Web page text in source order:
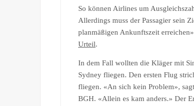
So können Airlines um
Allerdings muss der Passagier sein
planmäßigen Ankunftszeit
Urteil.
In dem Fall wollten die Kläger mit
Sydney fliegen. Den ersten Flug
fliegen. «An sich kein Problem»,
BGH. «Allein es kam anders.» Der